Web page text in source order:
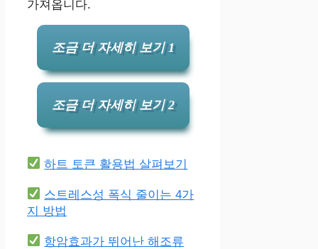
가져옵니다.
조금 더 자세히 보기 1
조금 더 자세히 보기 2
하트 토큰 활용법 살펴보기
스트레스성 폭식 줄이는 4가
지 방법
항암효과가 뛰어난 해조류